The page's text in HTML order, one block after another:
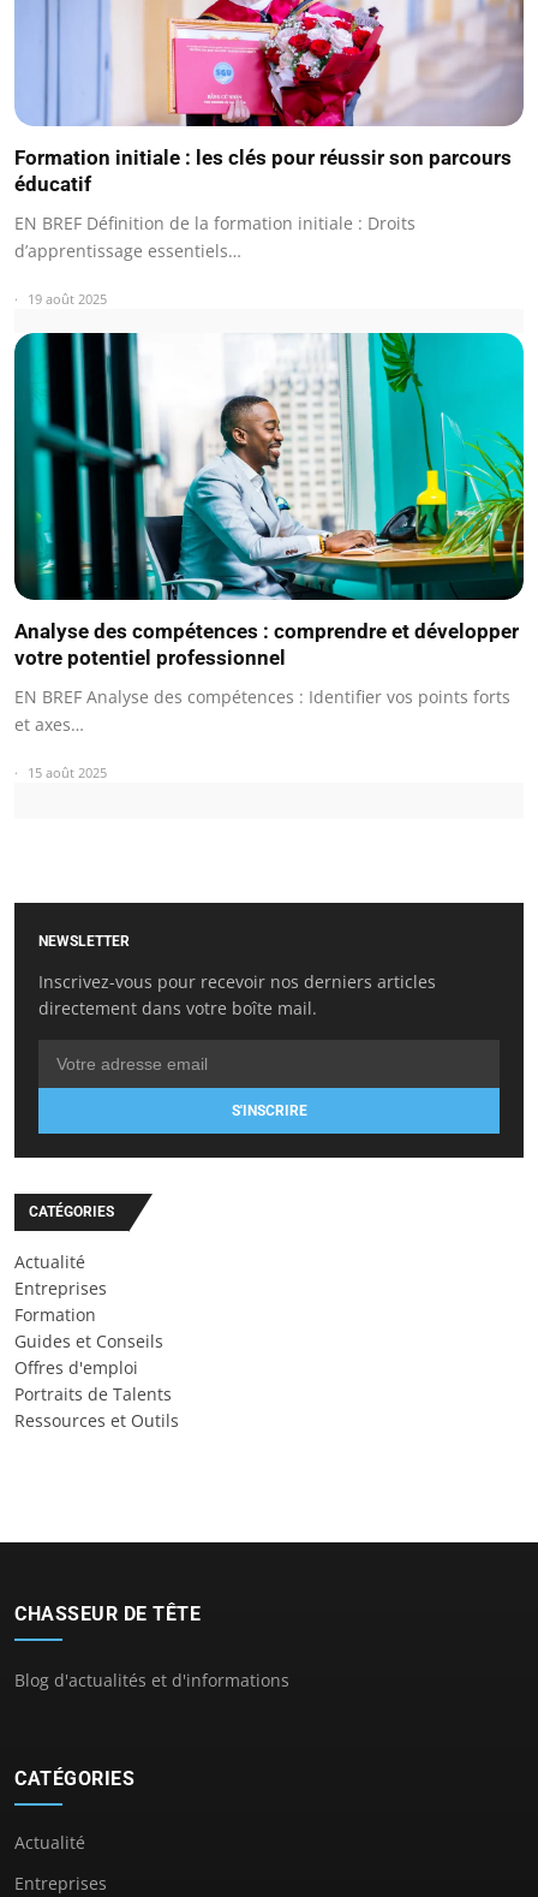
Formation initiale : les clés pour réussir son parcours
éducatif
EN BREF Définition de la formation initiale : Droits
d’apprentissage essentiels…
19 août 2025
Analyse des compétences : comprendre et développer
votre potentiel professionnel
EN BREF Analyse des compétences : Identifier vos points forts
et axes…
15 août 2025
NEWSLETTER
Inscrivez-vous pour recevoir nos derniers articles
directement dans votre boîte mail.
S'INSCRIRE
CATÉGORIES
Actualité
Entreprises
Formation
Guides et Conseils
Offres d'emploi
Portraits de Talents
Ressources et Outils
CHASSEUR DE TÊTE
Blog d'actualités et d'informations
CATÉGORIES
Actualité
Entreprises